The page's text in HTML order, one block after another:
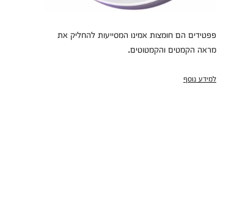
פפטידים הם חומצות אמינו המסייעות להחליק את
מראה הקמטים והקמטוטים.
למידע נוסף